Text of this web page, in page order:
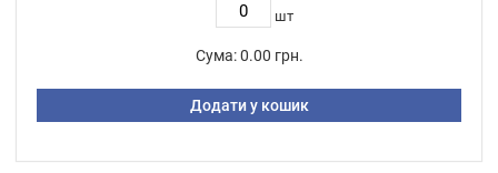
шт
Сума: 0.00 грн.
Додати у кошик